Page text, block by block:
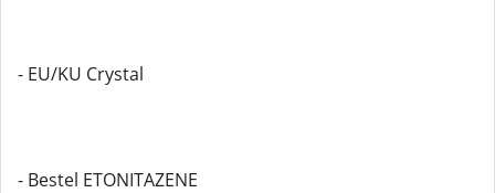
- EU/KU Crystal
- Bestel ETONITAZENE